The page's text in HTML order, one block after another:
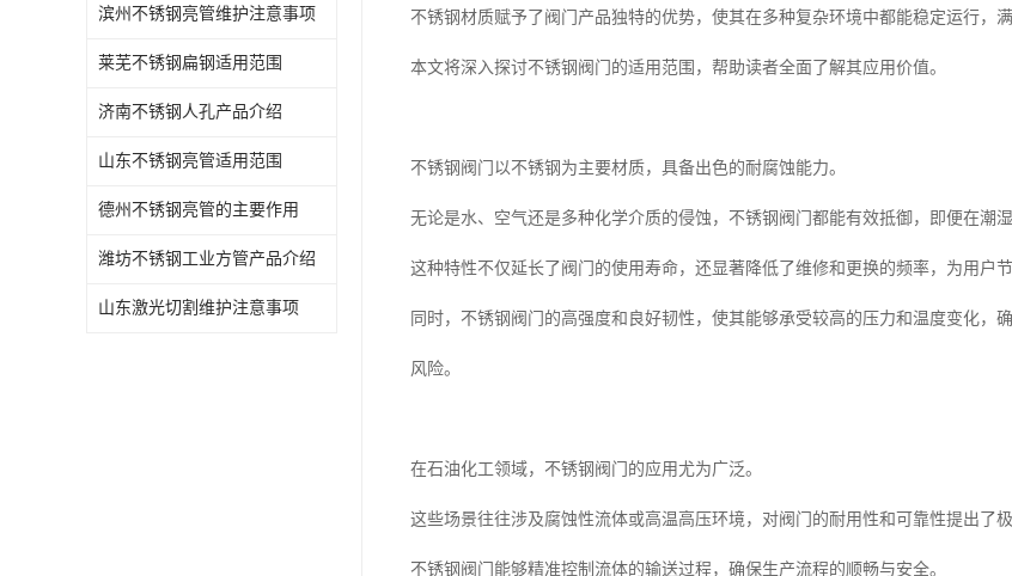
滨州不锈钢亮管维护注意事项
莱芜不锈钢扁钢适用范围
济南不锈钢人孔产品介绍
山东不锈钢亮管适用范围
德州不锈钢亮管的主要作用
潍坊不锈钢工业方管产品介绍
山东激光切割维护注意事项
不锈钢材质赋予了阀门产品独特的优势，使其在多种复杂环境中都能稳定运行，
本文将深入探讨不锈钢阀门的适用范围，帮助读者全面了解其应用价值。
不锈钢阀门以不锈钢为主要材质，具备出色的耐腐蚀能力。
无论是水、空气还是多种化学介质的侵蚀，不锈钢阀门都能有效抵御，即便在潮
这种特性不仅延长了阀门的使用寿命，还显著降低了维修和更换的频率，为用户节
同时，不锈钢阀门的高强度和良好韧性，使其能够承受较高的压力和温度变化，
风险。
在石油化工领域，不锈钢阀门的应用尤为广泛。
这些场景往往涉及腐蚀性流体或高温高压环境，对阀门的耐用性和可靠性提出了极
不锈钢阀门能够精准控制流体的输送过程，确保生产流程的顺畅与安全。